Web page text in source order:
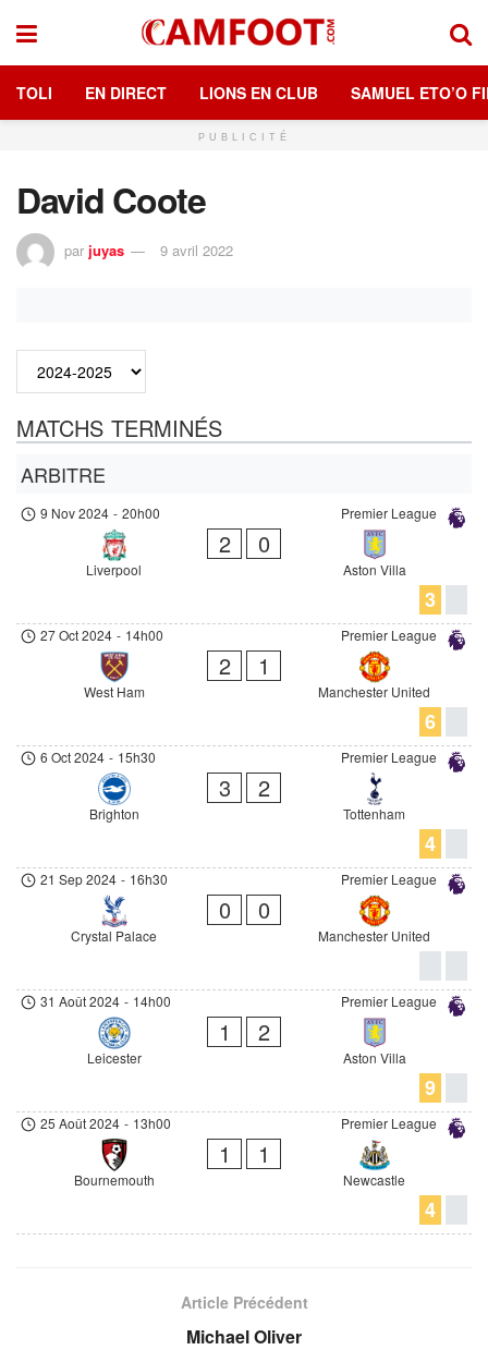
TOLI EN DIRECT LIONS EN CLUB SAMUEL ETO’O
PUBLICITÉ
David Coote
par juyas 9 avril 2022
MATCHS TERMINÉS
ARBITRE
Premier League
9 Nov 2024 - 20h00
Liverpool
2 0
Aston Villa
3
Premier League
27 Oct 2024 - 14h00
West Ham
2 1
Manchester United
6
Premier League
6 Oct 2024 - 15h30
Brighton
3 2
Tottenham
4
Premier League
21 Sep 2024 - 16h30
Crystal Palace
0 0
Manchester United
Premier League
31 Août 2024 - 14h00
Leicester
1 2
Aston Villa
9
Premier League
25 Août 2024 - 13h00
Bournemouth
1 1
Newcastle
4
Article Précédent
Michael Oliver